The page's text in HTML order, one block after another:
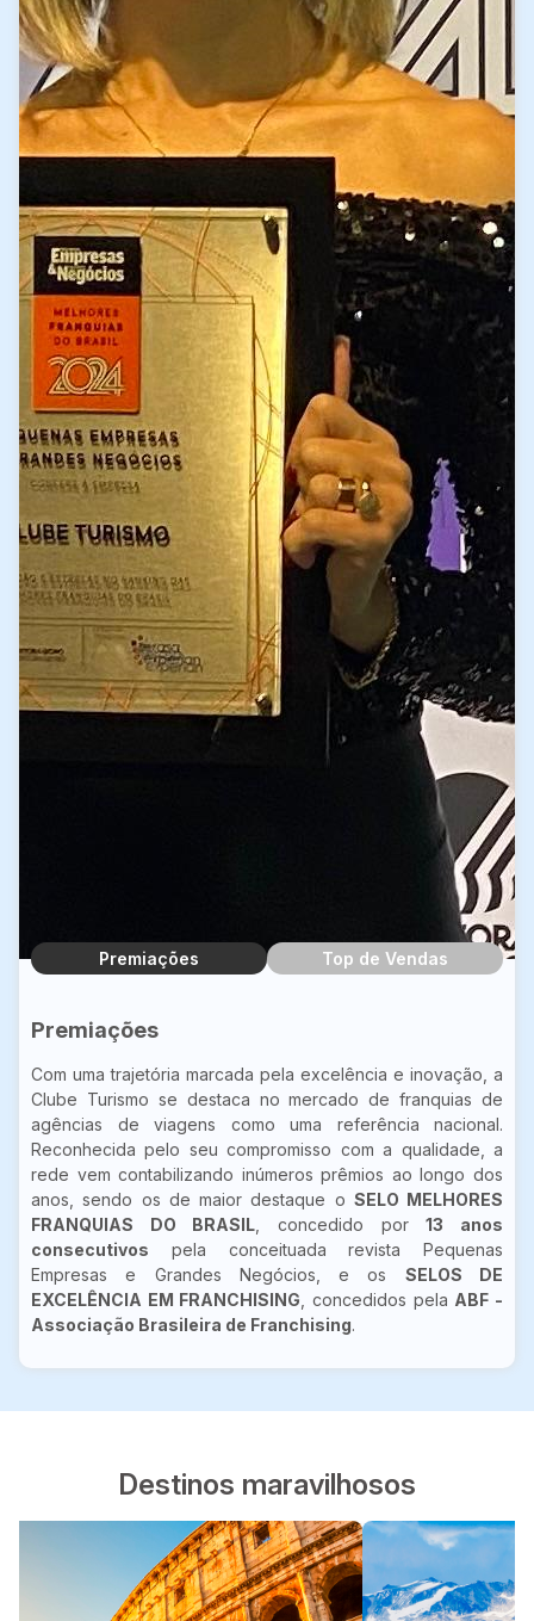
Premiações Top de Vendas
Premiações
Com uma trajetória marcada pela excelência e inovação, a
Clube Turismo se destaca no mercado de franquias de
agências de viagens como uma referência nacional.
Reconhecida pelo seu compromisso com a qualidade, a
rede vem contabilizando inúmeros prêmios ao longo dos
anos, sendo os de maior destaque o SELO MELHORES
FRANQUIAS DO BRASIL, concedido por13 anos
consecutivos pela conceituada revista Pequenas
Empresas e Grandes Negócios, e os SELOS DE
EXCELÊNCIA EM FRANCHISING, concedidos pela ABF -
Associação Brasileira de Franchising.
Destinos maravilhosos